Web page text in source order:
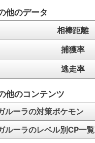
他のデータ
相棒距離
捕獲率
逃走率
他のコンテンツ
ルーラの対策ポケモン
ルーラのレベル別CP一覧